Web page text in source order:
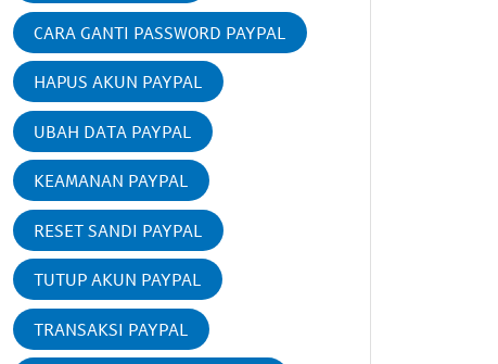
CARA GANTI PASSWORD PAYPAL
HAPUS AKUN PAYPAL
UBAH DATA PAYPAL
KEAMANAN PAYPAL
RESET SANDI PAYPAL
TUTUP AKUN PAYPAL
TRANSAKSI PAYPAL